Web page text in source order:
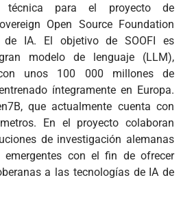
técnica para el proyecto de
Open Source Foundation
IA. El objetivo de SOOFI es
modelo de lenguaje (LLM),
unos 100 000 millones de
íntegramente en Europa.
que actualmente cuenta con
En el proyecto colaboran
de investigación alemanas
emergentes con el fin de ofrecer
a las tecnologías de IA de